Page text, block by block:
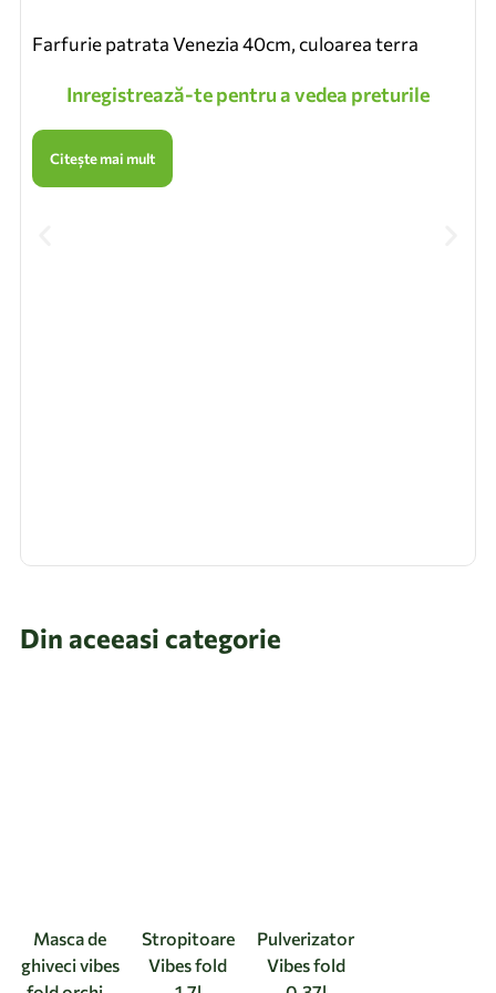
Farfurie patrata Venezia 40cm, culoarea terra
Inregistrează-te pentru a vedea preturile
Citește mai mult
Din aceeasi categorie
Masca de
ghiveci vibes
Stropitoare
Vibes fold
Pulverizator
Vibes fold